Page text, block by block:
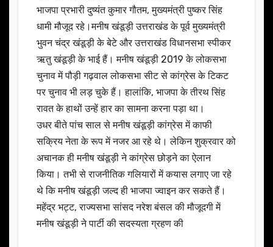
भाजपा प्रभारी दुष्यंत कुमार गौतम, मुख्यमंत्री पुष्कर सिंह
धामी मौजूद रहे।मनीष खंडूड़ी उत्तराखंड के पूर्व मुख्यमंत्री
भुवन चंद्र खंडूड़ी के बेटे और उत्तराखंड विधानसभा स्पीकर
ऋतु खंडूड़ी के भाई हैं। मनीष खंडूड़ी 2019 के लोकसभा
चुनाव में पौड़ी गढ़वाल लोकसभा सीट से कांग्रेस के टिकट
पर चुनाव भी लड़ चुके हैं। हालांकि, भाजपा के तीरथ सिंह
रावत के हाथों उन्हें हार का सामना करना पड़ा था।
उधर बीते पांच साल से मनीष खंडूड़ी कांग्रेस में काफी
सक्रिय नेता के रूप में नजर आ रहे थे। लेकिन शुक्रवार को
अचानक ही मनीष खंडूड़ी ने कांग्रेस छोड़ने का ऐलान
किया। तभी से राजनीतिक गलियारों में कयास लगाए जा रहे
थे कि मनीष खंडूड़ी जल्द ही भाजपा ज्वाइन कर सकते हैं।
महेंद्र भट्ट, राज्यसभा सांसद नरेश बंसल की मौजूदगी में
मनीष खंडूड़ी ने पार्टी की सदस्यता ग्रहण की